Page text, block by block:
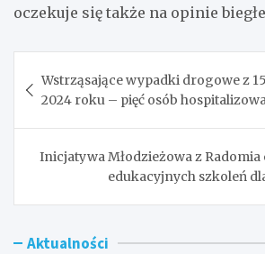
oczekuje się także na opinie
wpisu
Wstrząsające wypadki drogowe z
2024 roku – pięć osób
Inicjatywa Młodzieżowa z
edukacyjnych szkoleń
Aktualności